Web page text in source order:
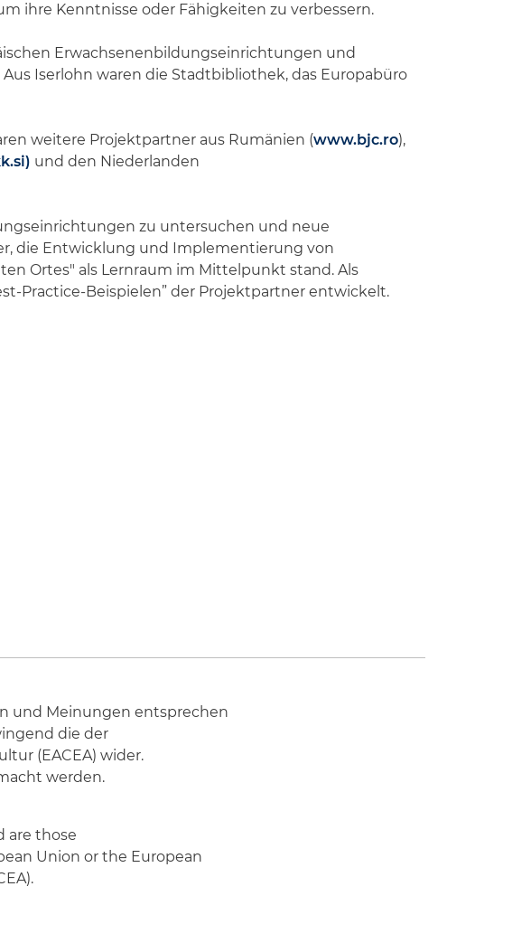
ihre Kenntnisse oder Fähigkeiten zu verbessern.
Erwachsenenbildungseinrichtungen und
Iserlohn waren die Stadtbibliothek, das Europabüro
weitere Projektpartner aus Rumänien (www.bjc.ro),
und den Niederlanden
zu untersuchen und neue
die Entwicklung und Implementierung von
Ortes" als Lernraum im Mittelpunkt stand. Als
Practice-Beispielen” der Projektpartner entwickelt.
und Meinungen entsprechen
die der
(EACEA) wider.
werden.
are those
Union or the European